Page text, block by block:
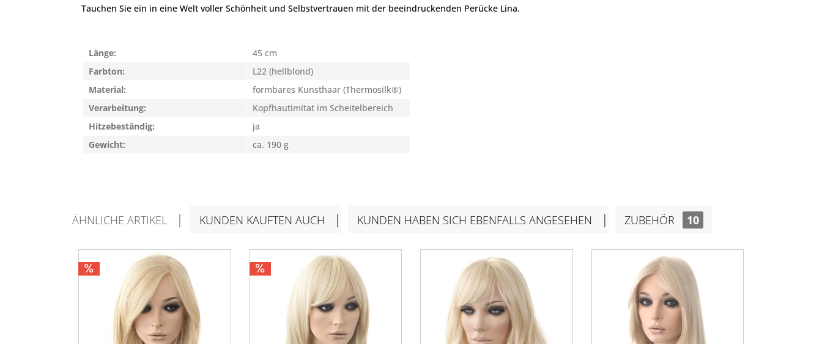
Tauchen Sie ein in eine Welt voller Schönheit und Selbstvertrauen mit der beeindruckenden Perücke Lina.
Länge:
45 cm
Farbton:
L22 (hellblond)
Material:
formbares Kunsthaar (Thermosilk®)
Verarbeitung:
Kopfhautimitat im Scheitelbereich
Hitzebeständig:
ja
Gewicht:
ca. 190 g
ÄHNLICHE ARTIKEL KUNDEN KAUFTEN AUCH KUNDEN HABEN SICH EBENFALLS ANGESEHEN ZUBEHÖR 10